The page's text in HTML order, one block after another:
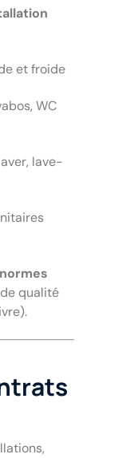
et froide
WC
lave-
normes
qualité